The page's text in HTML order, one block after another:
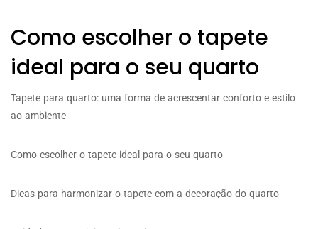
Como escolher o tapete
ideal para o seu quarto
Tapete para quarto: uma forma de acrescentar conforto e estilo
ao ambiente
Como escolher o tapete ideal para o seu quarto
Dicas para harmonizar o tapete com a decoração do quarto